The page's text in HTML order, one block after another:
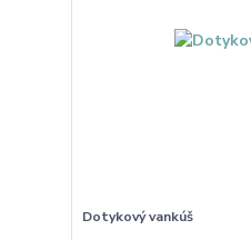
Dotykový vankúš